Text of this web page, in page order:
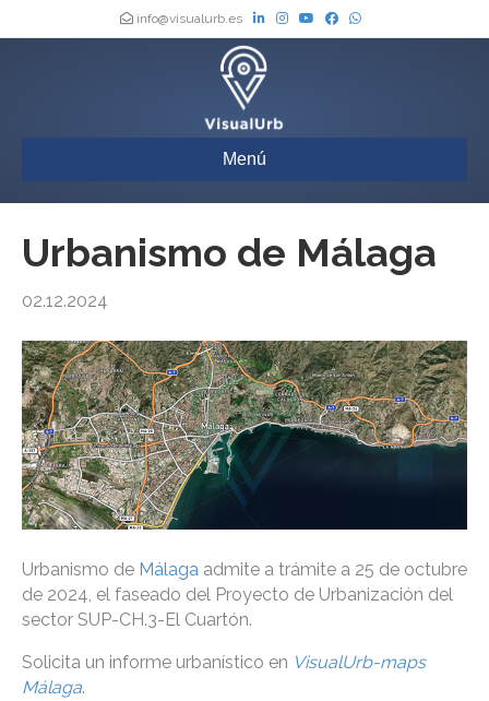
info@visualurb.es
Menú
Urbanismo de Málaga
02.12.2024
Urbanismo de Málaga admite a trámite a 25 de octubre
de 2024, el faseado del Proyecto de Urbanización del
sector SUP-CH.3-El Cuartón.
Solicita un informe urbanístico en VisualUrb-maps
Málaga.